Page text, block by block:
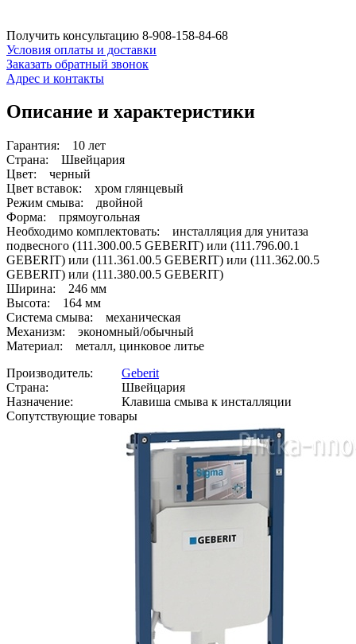
Получить консультацию 8-908-158-84-68
Условия оплаты и доставки
Заказать обратный звонок
Адрес и контакты
Описание и характеристики
Гарантия: 10 лет
Страна: Швейцария
Цвет: черный
Цвет вставок: хром глянцевый
Режим смыва: двойной
Форма: прямоугольная
Необходимо комплектовать: инсталляция для унитаза
подвесного (111.300.00.5 GEBERIT) или (111.796.00.1
GEBERIT) или (111.361.00.5 GEBERIT) или (111.362.00.5
GEBERIT) или (111.380.00.5 GEBERIT)
Ширина: 246 мм
Высота: 164 мм
Система смыва: механическая
Механизм: экономный/обычный
Материал: металл, цинковое литье
Производитель:
Geberit
Страна:
Швейцария
Назначение:
Клавиша смыва к инсталляции
Сопутствующие товары